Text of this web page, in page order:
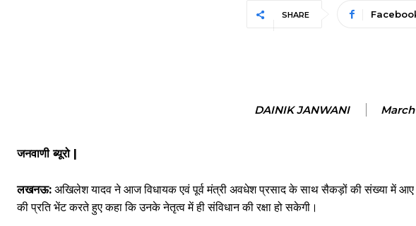
SHARE
DAINIK JANWANI
जनवाणी ब्यूरो |
लखनऊ: अखिलेश यादव ने आज विधायक एवं पूर्व मंत्री अवधेश प्रसाद के साथ सैकड़ों की संख्या में
की प्रति भेंट करते हुए कहा कि उनके नेतृत्व में ही संविधान की रक्षा हो सकेगी।